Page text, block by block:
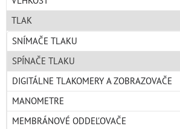
TLAK
SNÍMAČE TLAKU
SPÍNAČE TLAKU
DIGITÁLNE TLAKOMERY A ZOBRAZOVAČE
MANOMETRE
MEMBRÁNOVÉ ODDEĽOVAČE